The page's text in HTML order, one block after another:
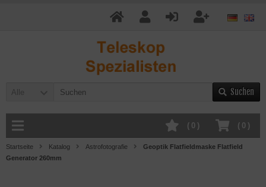
Alle Suchen
( 0 )
( 0 )
Startseite Katalog Astrofotografie
Geoptik Flatfieldmaske Flatfield
Generator 260mm